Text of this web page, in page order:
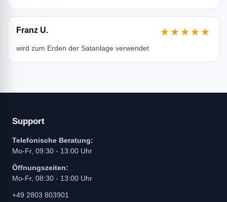
Franz U. ★★★★★
wird zum Erden der Satanlage verwendet
Support
Telefonische Beratung:
Mo-Fr, 09:30 - 13:00 Uhr
Öffnungszeiten:
Mo-Fr, 08:30 - 13:00 Uhr
+49 2803 803901